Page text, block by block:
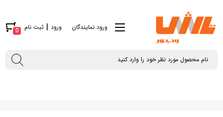
ورود نمایندگان ورود | ثبت نام 0